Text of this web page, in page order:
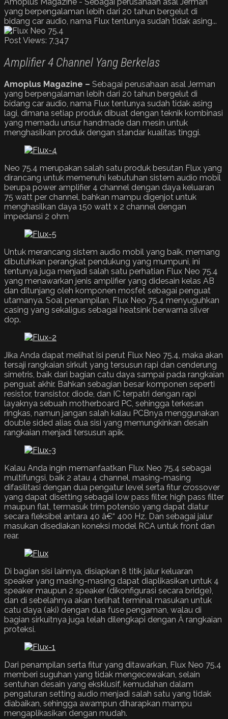
yang berpengalaman lebih dari 20 tahun bergelut di
bidang car audio, nama Flux tentunya sudah tidak asing...
Post Views: 7,347
Amplifier 4 Channel Yang Berkelas
Amoplus Magazine – Sebagai perusahaan asal Jerman
yang berpengalaman lebih dari 20 tahun bergelut di
bidang car audio, nama Flux tentunya sudah tidak asing
lagi, dimana setiap produk dibuat dengan teknik kombinasi
yang memadu unsur handmade dan mesin untuk
menghasilkan produk dengan standar kualitas tinggi.
Neo 75.4 merupakan salah satu produk besutan Flux yang
dirancang untuk memenuhi kebutuhan sistem audio mobil
berupa power amplifier 4 channel dengan daya keluaran
75 watt per channel, bahkan mampu digenjot untuk
menghasilkan daya 150 watt x 2 channel dengan
impedansi 2 ohm
Untuk merancang sistem audio mobil yang baik, memang
dibutuhkan perangkat pendukung yang mumpuni, ini
tentunya juga menjadi salah satu perhatian Flux Neo 75.4
yang menawarkan jenis amplifier yang didesain kelas AB
dan ditunjang oleh komponen mosfet sebagai penguat
utamanya. Soal penampilan, Flux Neo 75.4 menyuguhkan
casing yang sekaligus sebagai heatsink berwarna silver
dop.
Jika Anda dapat melihat isi perut Flux Neo 75.4, maka akan
tersaji rangkaian sirkuit yang tersusun rapi dan cenderung
simetris, baik dari bagian catu daya sampai pada rangkaian
penguat akhir. Bahkan sebagian besar komponen seperti
resistor, transistor, diode, dan IC terpatri dengan rapi
layaknya sebuah motherboard PC, sehingga terkesan
ringkas, namun jangan salah kalau PCBnya menggunakan
double sided alias dua sisi yang memungkinkan desain
rangkaian menjadi tersusun apik.
Kalau Anda ingin memanfaatkan Flux Neo 75.4 sebagai
multifungsi, baik 2 atau 4 channel, masing-masing
difasilitasi dengan dua pengatur level serta fitur crossover
yang dapat disetting sebagai low pass filter, high pass filter
maupun flat, termasuk trim potensio yang dapat diatur
secara fleksibel antara 40 â€“ 400 Hz. Dan sebagai jalur
masukan disediakan koneksi model RCA untuk front dan
rear.
Di bagian sisi lainnya, disiapkan 8 titik jalur keluaran
speaker yang masing-masing dapat diaplikasikan untuk 4
speaker maupun 2 speaker (dikonfigurasi secara bridge),
dan di sebelahnya akan terlihat terminal masukan untuk
catu daya (aki) dengan dua fuse pengaman, walau di
bagian sirkuitnya juga telah dilengkapi dengan Â rangkaian
proteksi.
Dari penampilan serta fitur yang ditawarkan, Flux Neo 75.4
memberi suguhan yang tidak mengecewakan, selain
sentuhan desain yang eksklusif, kemudahan dalam
pengaturan setting audio menjadi salah satu yang tidak
diabaikan, sehingga awampun diharapkan mampu
mengaplikasikan dengan mudah.